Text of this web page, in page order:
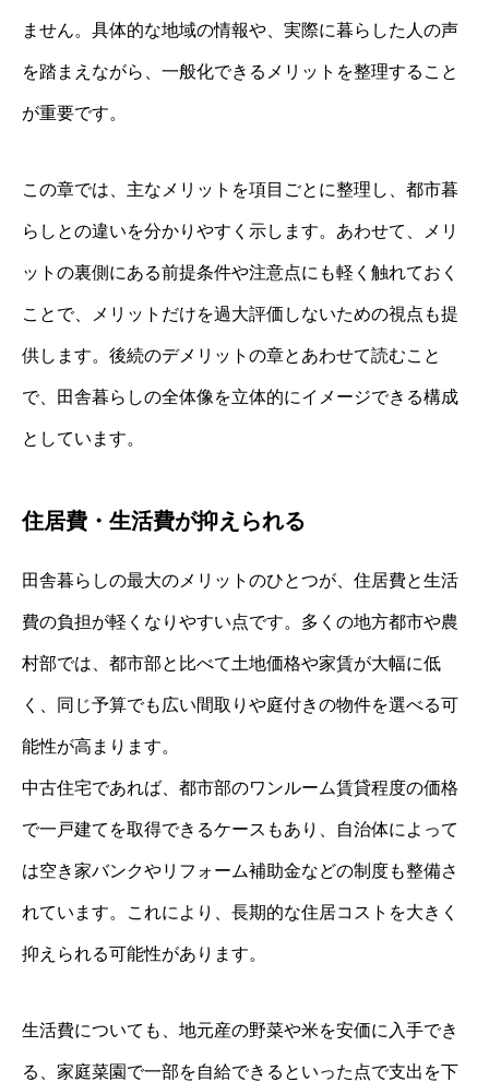
ません。具体的な地域の情報や、実際に暮らした人の声
を踏まえながら、一般化できるメリットを整理すること
が重要です。
この章では、主なメリットを項目ごとに整理し、都市暮
らしとの違いを分かりやすく示します。あわせて、メリ
ットの裏側にある前提条件や注意点にも軽く触れておく
ことで、メリットだけを過大評価しないための視点も提
供します。後続のデメリットの章とあわせて読むこと
で、田舎暮らしの全体像を立体的にイメージできる構成
としています。
住居費・生活費が抑えられる
田舎暮らしの最大のメリットのひとつが、住居費と生活
費の負担が軽くなりやすい点です。多くの地方都市や農
村部では、都市部と比べて土地価格や家賃が大幅に低
く、同じ予算でも広い間取りや庭付きの物件を選べる可
能性が高まります。
中古住宅であれば、都市部のワンルーム賃貸程度の価格
で一戸建てを取得できるケースもあり、自治体によって
は空き家バンクやリフォーム補助金などの制度も整備さ
れています。これにより、長期的な住居コストを大きく
抑えられる可能性があります。
生活費についても、地元産の野菜や米を安価に入手でき
る、家庭菜園で一部を自給できるといった点で支出を下